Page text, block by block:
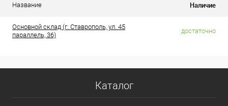
Название Наличие
Основной склад (г. Ставрополь, ул. 45
параллель, 36)
достаточно
Каталог